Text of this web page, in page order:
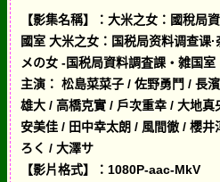
【影集名稱】：大米之女：國稅局
國室 大米之女：国税局资料调查课·
メの女 -国税局資料調査課・雑国室
主演： 松島菜菜子 / 佐野勇鬥 / 長
雄大 / 高橋克實 / 戶次重幸 / 大地真
安美佳 / 田中幸太朗 / 風間徹 / 櫻井
ろく / 大澤サ
【影片格式】：1080P-aac-MkV